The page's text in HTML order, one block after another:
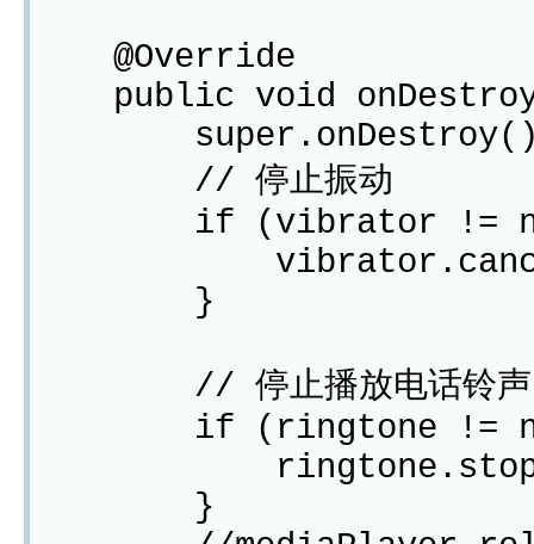
@Override
public void
// 停止振动
if (vibrator !=
}
// 停止播放电话铃声
if (ringtone != null
}